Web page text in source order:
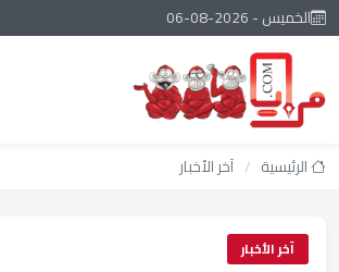
الخميس - 2026-08-06
الرئيسية / آخر الأخبار
آخر الأخبار